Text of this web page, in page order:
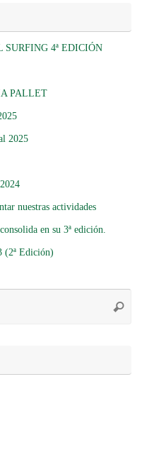
4ª EDICIÓN
PALLET
2025
nuestras actividades
en su 3ª edición.
(2ª Edición)